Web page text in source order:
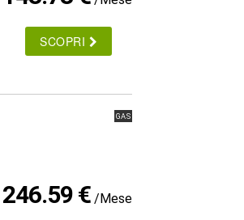
SCOPRI
GAS
246.59 € /Mese